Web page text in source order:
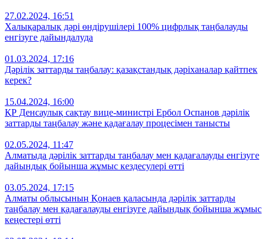
27.02.2024, 16:51
Халықаралық дәрі өндірушілері 100% цифрлық таңбалауды
енгізуге дайындалуда
01.03.2024, 17:16
Дәрілік заттарды таңбалау: қазақстандық дәріханалар қайтпек
керек?
15.04.2024, 16:00
ҚР Денсаулық сақтау вице-министрі Ербол Оспанов дәрілік
заттарды таңбалау және қадағалау процесімен танысты
02.05.2024, 11:47
Алматыда дәрілік заттарды таңбалау мен қадағалауды енгізуге
дайындық бойынша жұмыс кездесулері өтті
03.05.2024, 17:15
Алматы облысының Қонаев қаласында дәрілік заттарды
таңбалау мен қадағалауды енгізуге дайындық бойынша жұмыс
кеңестері өтті